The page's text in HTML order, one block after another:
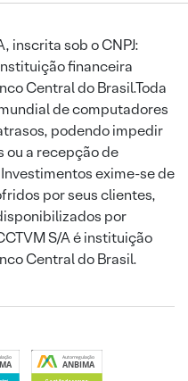
inscrita sob o CNPJ:
financeira
Central do Brasil.Toda
de computadores
podendo impedir
ou a recepção de
exime-se de
por seus clientes,
por
S/A é instituição
Central do Brasil.